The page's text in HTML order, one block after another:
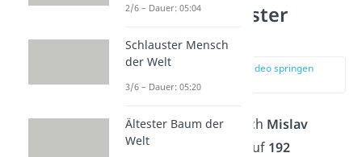
Platz 9: Schlauster
Kroate
zur Stelle im Video springen
(00:35)
Auf Platz 9 befindet sich Mislav
Predavec
, dessen IQ auf 192
2/6 – Dauer: 05:04
Schlauster Mensch
der Welt
3/6 – Dauer: 05:20
Ältester Baum der
Welt